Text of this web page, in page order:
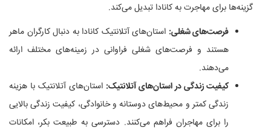
گزینه‌ها برای مهاجرت به کانادا تبدیل می‌کند.
فرصت‌های شغلی: استان‌های آتلانتیک کانادا به دنبال کارگران ماهر
هستند و فرصت‌های شغلی فراوانی در زمینه‌های مختلف ارائه
می‌دهند.
کیفیت زندگی در استان‌های آتلانتیک: استان‌های آتلانتیک با هزینه
زندگی کمتر و محیط‌های دوستانه و خانوادگی، کیفیت زندگی بالایی
را برای مهاجران فراهم می‌کنند. دسترسی به طبیعت بکر، امکانات